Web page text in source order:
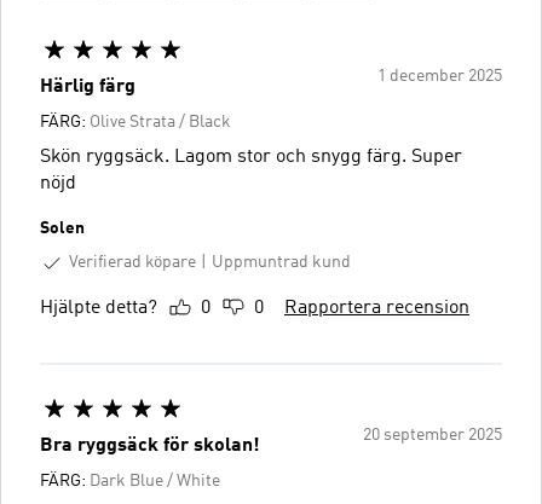
1 december 2025
Härlig färg
FÄRG: Olive Strata / Black
Skön ryggsäck. Lagom stor och snygg färg. Super
nöjd
Solen
Verifierad köpare
Uppmuntrad kund
Hjälpte detta? 0 0 Rapportera recension
20 september 2025
Bra ryggsäck för skolan!
FÄRG: Dark Blue / White